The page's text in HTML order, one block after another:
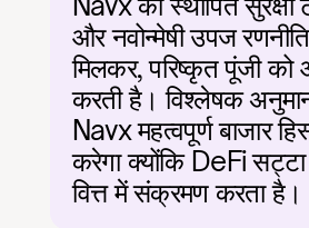
और नवोन्मेषी उपज
मिलकर, परिष्कृत पूंजी को
करती है। विश्लेषक
Navx महत्वपूर्ण बाजार
करेगा क्योंकि DeFi सट्टा
वित्त में संक्रमण करता है।